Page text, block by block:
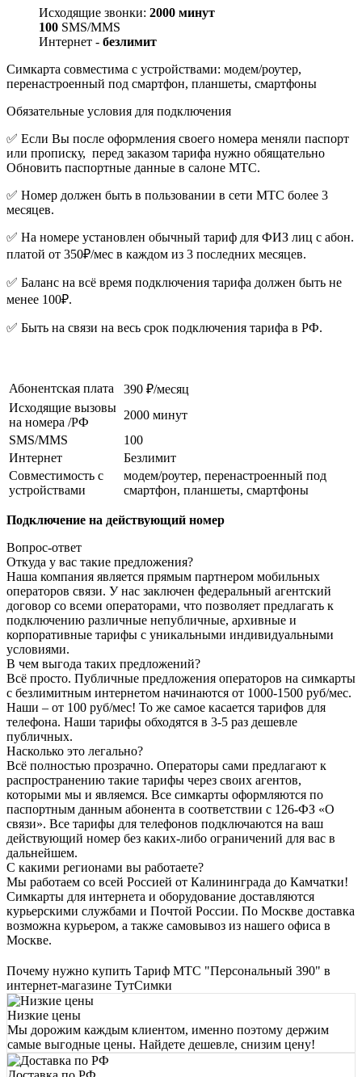
Исходящие звонки: 2000 минут
100 SMS/MMS
Интернет - безлимит
Симкарта совместима с устройствами: модем/роутер,
перенастроенный под смартфон, планшеты, смартфоны
Обязательные условия для подключения
✅ Если Вы после оформления своего номера меняли паспорт
или прописку, перед заказом тарифа нужно обящательно
Обновить паспортные данные в салоне МТС.
✅ Номер должен быть в пользовании в сети МТС более 3
месяцев.
✅ На номере установлен обычный тариф для ФИЗ лиц с абон.
платой от 350₽/мес в каждом из 3 последних месяцев.
✅ Баланс на всё время подключения тарифа должен быть не
менее 100₽.
✅ Быть на связи на весь срок подключения тарифа в РФ.
Абонентская плата
390 ₽/месяц
Исходящие вызовы
на номера /РФ
2000 минут
SMS/MMS
100
Интернет
Безлимит
Совместимость с
устройствами
модем/роутер, перенастроенный под
смартфон, планшеты, смартфоны
Подключение на действующий номер
Вопрос-ответ
Откуда у вас такие предложения?
Наша компания является прямым партнером мобильных
операторов связи. У нас заключен федеральный агентский
договор со всеми операторами, что позволяет предлагать к
подключению различные непубличные, архивные и
корпоративные тарифы с уникальными индивидуальными
условиями.
В чем выгода таких предложений?
Всё просто. Публичные предложения операторов на симкарты
с безлимитным интернетом начинаются от 1000-1500 руб/мес.
Наши – от 100 руб/мес! То же самое касается тарифов для
телефона. Наши тарифы обходятся в 3-5 раз дешевле
публичных.
Насколько это легально?
Всё полностью прозрачно. Операторы сами предлагают к
распространению такие тарифы через своих агентов,
которыми мы и являемся. Все симкарты оформляются по
паспортным данным абонента в соответствии с 126-ФЗ «О
связи». Все тарифы для телефонов подключаются на ваш
действующий номер без каких-либо ограничений для вас в
дальнейшем.
С какими регионами вы работаете?
Мы работаем со всей Россией от Калининграда до Камчатки!
Симкарты для интернета и оборудование доставляются
курьерскими службами и Почтой России. По Москве доставка
возможна курьером, а также самовывоз из нашего офиса в
Москве.
Почему нужно купить Тариф МТС "Персональный 390" в
интернет-магазине ТутСимки
Низкие цены
Мы дорожим каждым клиентом, именно поэтому держим
самые выгодные цены. Найдете дешевле, снизим цену!